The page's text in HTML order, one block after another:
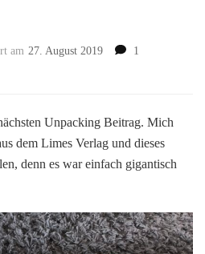
am 27. August 2019
1
Unpacking Beitrag. Mich
dem Limes Verlag und dieses
denn es war einfach gigantisch